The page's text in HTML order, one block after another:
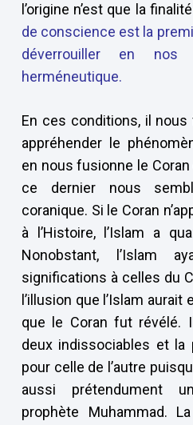
l’origine n’est que la
de conscience est la
déverrouiller en
herméneutique.
En ces conditions, il nous
appréhender le
en nous fusionne le Coran
ce dernier nous
coranique. Si le Coran
à l’Histoire, l’Islam a
Nonobstant, l’Islam
significations à celles du
l’illusion que l’Islam
que le Coran fut révélé.
deux indissociables et la
pour celle de l’autre
aussi prétendument
prophète Muhammad.